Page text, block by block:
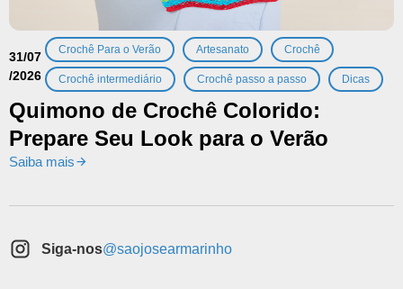
31/07
/2026
Crochê Para o Verão , Artesanato , Crochê ,
Crochê intermediário , Crochê passo a passo , Dicas
Quimono de Crochê Colorido:
Prepare Seu Look para o Verão
Saiba mais
Siga-nos@saojosearmarinho